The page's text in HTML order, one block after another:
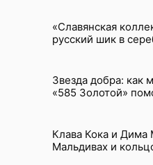
«Славянская
русский шик в
Звезда добра: как
«585 Золотой»
Клава Кока и Дима
Мальдивах и